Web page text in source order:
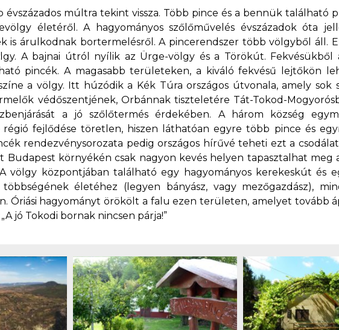
évszázados múltra tekint vissza. Több pince és a bennük található
életéről. A hagyományos szőlőművelés évszázadok óta
is árulkodnak bortermelésről. A pincerendszer több völgyből áll.
A bajnai útról nyílik az Ürge-völgy és a Törökút. Fekvésükből
pincék. A magasabb területeken, a kiváló fekvésű lejtőkön
a völgy. Itt húzódik a Kék Túra országos útvonala, amely sok
védőszentjének, Orbánnak tiszteletére Tát-Tokod-
a jó szőlőtermés érdekében. A három község
régió fejlődése töretlen, hiszen láthatóan egyre több pince és
rendezvénysorozata pedig országos hírűvé teheti ezt a
Budapest környékén csak nagyon kevés helyen tapasztalhat meg
völgy központjában található egy hagyományos kerekeskút és
életéhez (legyen bányász, vagy mezőgazdász),
Óriási hagyományt örökölt a falu ezen területen, amelyet tovább
jó Tokodi bornak nincsen párja!”